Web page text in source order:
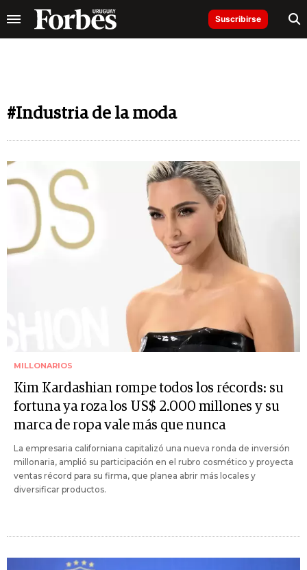
Suscribirse
#Industria de la moda
MILLONARIOS
Kim Kardashian rompe todos los récords: su
fortuna ya roza los US$ 2.000 millones y su
marca de ropa vale más que nunca
La empresaria californiana capitalizó una nueva ronda de inversión
millonaria, amplió su participación en el rubro cosmético y proyecta
ventas récord para su firma, que planea abrir más locales y
diversificar productos.